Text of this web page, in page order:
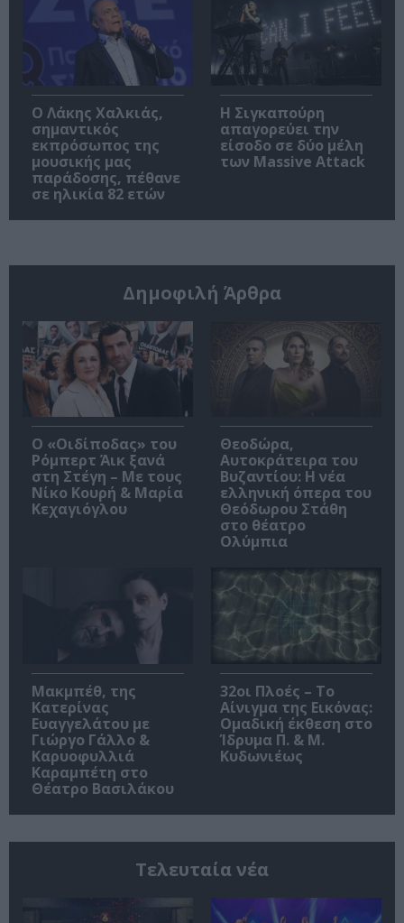
Ο Λάκης Χαλκιάς,
σημαντικός
εκπρόσωπος της
μουσικής μας
παράδοσης, πέθανε
σε ηλικία 82 ετών
Η Σιγκαπούρη
απαγορεύει την
είσοδο σε δύο μέλη
των Massive Attack
Δημοφιλή Άρθρα
O «Οιδίποδας» του
Ρόμπερτ Άικ ξανά
στη Στέγη – Με τους
Νίκο Κουρή & Μαρία
Κεχαγιόγλου
Θεοδώρα,
Αυτοκράτειρα του
Βυζαντίου: Η νέα
ελληνική όπερα του
Θεόδωρου Στάθη
στο θέατρο
Ολύμπια
Μακμπέθ, της
Κατερίνας
Ευαγγελάτου με
Γιώργο Γάλλο &
Καρυοφυλλιά
Καραμπέτη στο
Θέατρο Βασιλάκου
32οι Πλοές – Το
Αίνιγμα της Εικόνας:
Ομαδική έκθεση στο
Ίδρυμα Π. & Μ.
Κυδωνιέως
Τελευταία νέα